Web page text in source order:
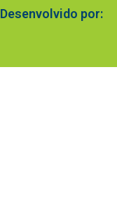
Desenvolvido por: